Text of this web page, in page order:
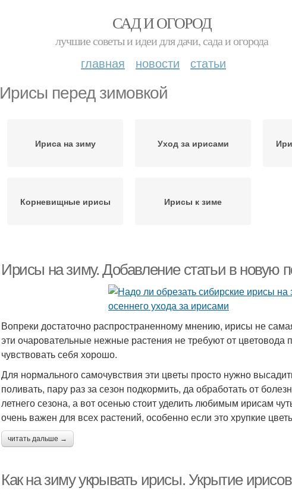
САД И ОГОРОД
лучшие советы и идеи для дачи, сада и огорода
главная новости статьи
Ирисы перед зимовкой
Ириса на зиму Уход за ирисами
Корневищные ирисы Ирисы к зиме
Ирисы на зиму. Добавление статьи в новую
Вопреки достаточно распространенному мнению, ирисы не
эти очаровательные нежные растения не требуют от цветовода
чувствовать себя хорошо.
Для нормального самочувствия эти цветы просто нужно
поливать, пару раз за сезон подкормить, да обработать от
летнего сезона, а вот осенью стоит уделить любимым ирисам
очень важен для всех растений, особенно если это хрупкие
читать дальше →
Как на зиму укрывать ирисы. Укрытие